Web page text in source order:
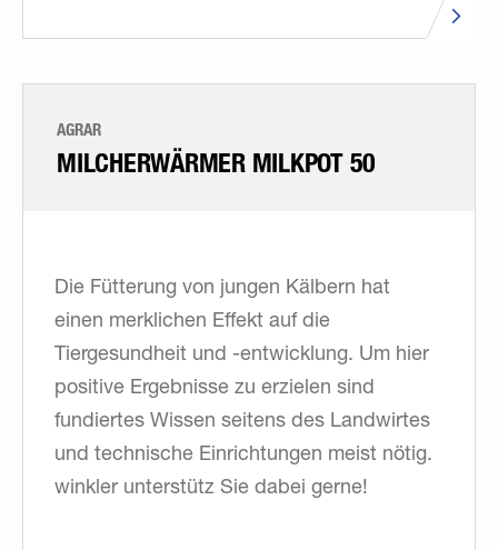
AGRAR
MILCH­ERWÄRMER MILKPOT 50
Die Fütterung von jungen Kälbern hat
einen merklichen Effekt auf die
Tiergesundheit und -entwicklung. Um hier
positive Ergebnisse zu erzielen sind
fundiertes Wissen seitens des Landwirtes
und technische Einrichtungen meist nötig.
winkler unterstütz Sie dabei gerne!